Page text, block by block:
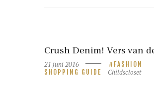
Crush Denim! Vers van
21 juni 2016
FASHION
SHOPPING GUIDE
Childscloset